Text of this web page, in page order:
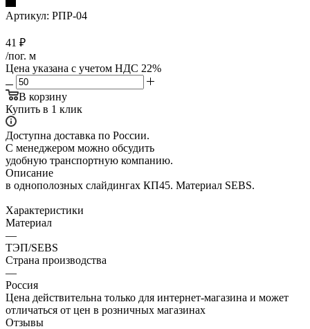
Артикул: РПР-04
41 ₽
/пог. м
Цена указана с учетом НДС 22%
В корзину
Купить в 1 клик
Доступна доставка по России.
С менеджером можно обсудить
удобную транспортную компанию.
Описание
в однополозных слайдингах КП45. Материал SEBS.
Характеристики
Материал
—
ТЭП/SEBS
Страна производства
—
Россия
Цена действительна только для интернет-магазина и может
отличаться от цен в розничных магазинах
Отзывы